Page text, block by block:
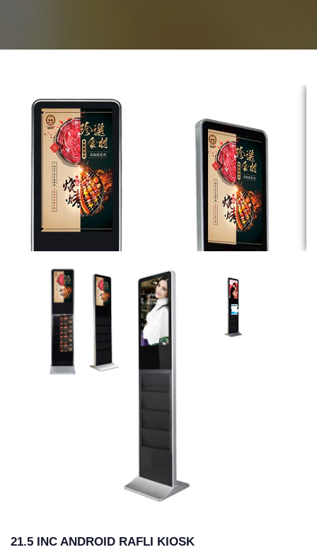
21.5 INC ANDROID RAFLI KIOSK